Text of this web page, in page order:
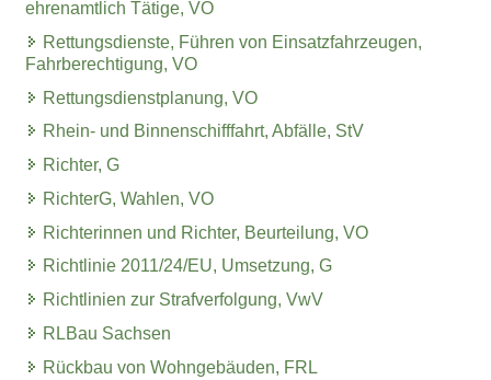
ehrenamtlich Tätige, VO
Rettungsdienste, Führen von Einsatzfahrzeugen,
Fahrberechtigung, VO
Rettungsdienstplanung, VO
Rhein- und Binnenschifffahrt, Abfälle, StV
Richter, G
RichterG, Wahlen, VO
Richterinnen und Richter, Beurteilung, VO
Richtlinie 2011/24/EU, Umsetzung, G
Richtlinien zur Strafverfolgung, VwV
RLBau Sachsen
Rückbau von Wohngebäuden, FRL